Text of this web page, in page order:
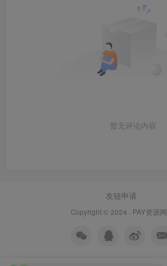
暂无评论内容
友链申请
Copyright © 2024 · PAY资源网